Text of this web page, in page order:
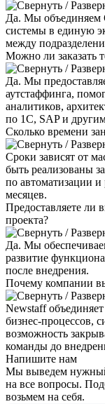
Да. Мы объединяем
системы в единую
между
Можно ли заказать
Да. Мы
аутстаффинга,
аналитиков,
по 1С, SAP и
Сколько времени
Сроки зависят от
быть реализованы
по автоматизации и
месяцев.
Предоставляете ли
проекта?
Да. Мы
развитие
после внедрения.
Почему компании
Newstaff
бизнес-процессов,
возможность
команды до
Напишите нам
Мы выведем
на все вопросы.
возьмем на себя.